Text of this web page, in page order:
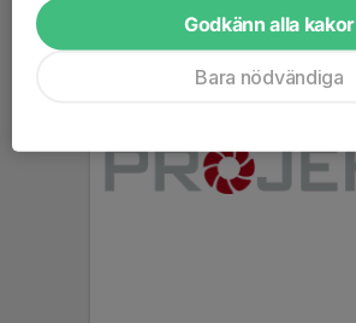
Godkänn alla kakor
Bara nödvändiga